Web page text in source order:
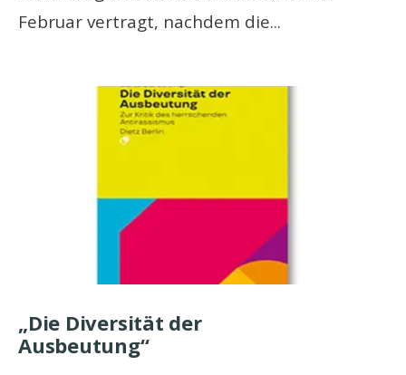
Februar vertragt, nachdem die...
„Die Diversität der
Ausbeutung“